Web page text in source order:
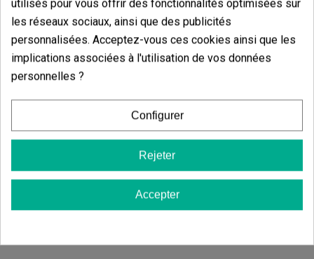
En extérieur, elle est prête à être récoltée fin
septembre. Elle peut atteindre des productions
proches de 900 g par plante dans des climats
tempérés ou secs. C'est une plante résistante, stable
et facile à manucurer grâce à sa structure ferme et à
ses fleurs bien formés.
Les graines de marijuana sont vendues à des fins
décoratives et de collection. GB The Green Brand n'est
pas responsable de l'utilisation ou de la culture de
ces graines.
utilisés pour vous offrir des fonctionnalités optimisées sur
les réseaux sociaux, ainsi que des publicités
personnalisées. Acceptez-vous ces cookies ainsi que les
implications associées à l'utilisation de vos données
personnelles ?
Configurer
Rejeter
Accepter